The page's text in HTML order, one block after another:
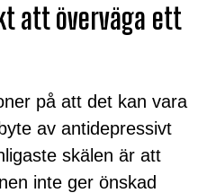
att överväga ett
på att det kan vara
av antidepressivt
skälen är att
inte ger önskad